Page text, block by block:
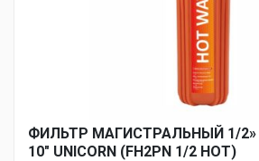
ФИЛЬТР МАГИСТРАЛЬНЫЙ 1/
10″ UNICORN (FH2PN 1/2 HOТ)